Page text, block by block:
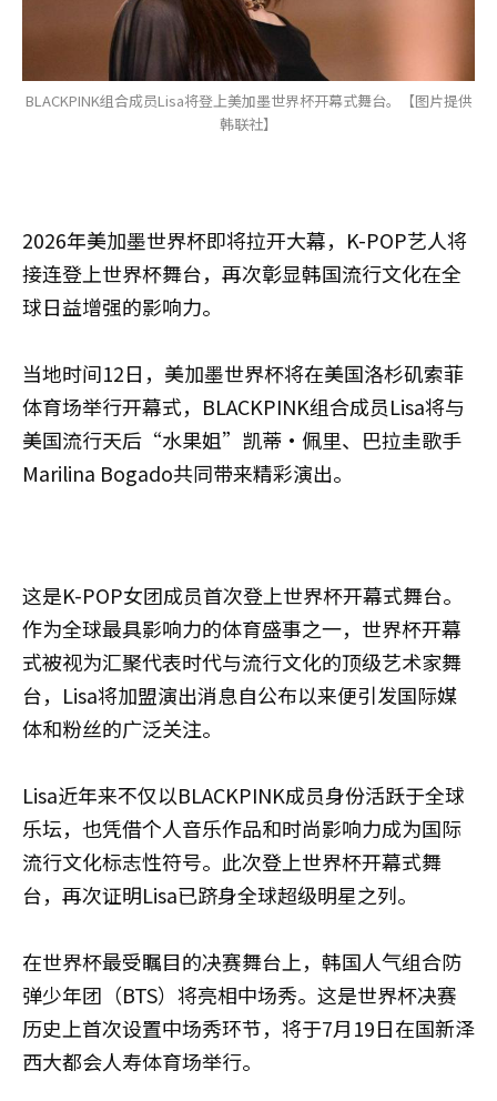
BLACKPINK组合成员Lisa将登上美加墨世界杯开幕式舞台。【图片提供
韩联社】
2026年美加墨世界杯即将拉开大幕，K-POP艺人将
接连登上世界杯舞台，再次彰显韩国流行文化在全
球日益增强的影响力。
当地时间12日，美加墨世界杯将在美国洛杉矶索菲
体育场举行开幕式，BLACKPINK组合成员Lisa将与
美国流行天后“水果姐”凯蒂·佩里、巴拉圭歌手
Marilina Bogado共同带来精彩演出。
这是K-POP女团成员首次登上世界杯开幕式舞台。
作为全球最具影响力的体育盛事之一，世界杯开幕
式被视为汇聚代表时代与流行文化的顶级艺术家舞
台，Lisa将加盟演出消息自公布以来便引发国际媒
体和粉丝的广泛关注。
Lisa近年来不仅以BLACKPINK成员身份活跃于全球
乐坛，也凭借个人音乐作品和时尚影响力成为国际
流行文化标志性符号。此次登上世界杯开幕式舞
台，再次证明Lisa已跻身全球超级明星之列。
在世界杯最受瞩目的决赛舞台上，韩国人气组合防
弹少年团（BTS）将亮相中场秀。这是世界杯决赛
历史上首次设置中场秀环节，将于7月19日在国新泽
西大都会人寿体育场举行。